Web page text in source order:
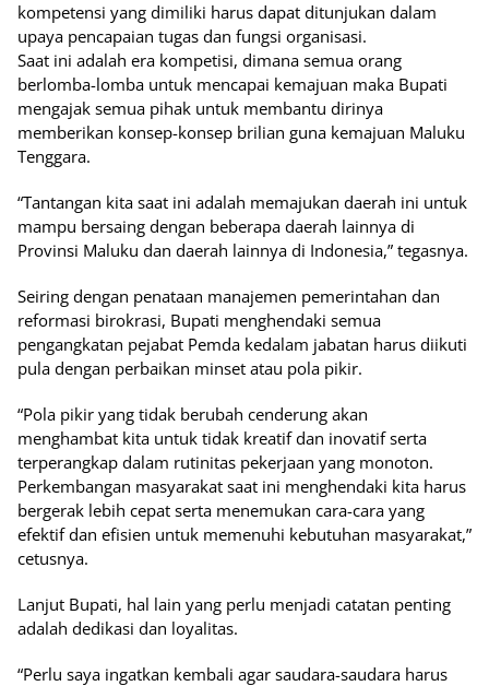
kompetensi yang dimiliki harus dapat ditunjukan dalam
upaya pencapaian tugas dan fungsi organisasi.
Saat ini adalah era kompetisi, dimana semua orang
berlomba-lomba untuk mencapai kemajuan maka Bupati
mengajak semua pihak untuk membantu dirinya
memberikan konsep-konsep brilian guna kemajuan Maluku
Tenggara.
“Tantangan kita saat ini adalah memajukan daerah ini untuk
mampu bersaing dengan beberapa daerah lainnya di
Provinsi Maluku dan daerah lainnya di Indonesia,” tegasnya.
Seiring dengan penataan manajemen pemerintahan dan
reformasi birokrasi, Bupati menghendaki semua
pengangkatan pejabat Pemda kedalam jabatan harus diikuti
pula dengan perbaikan minset atau pola pikir.
“Pola pikir yang tidak berubah cenderung akan
menghambat kita untuk tidak kreatif dan inovatif serta
terperangkap dalam rutinitas pekerjaan yang monoton.
Perkembangan masyarakat saat ini menghendaki kita harus
bergerak lebih cepat serta menemukan cara-cara yang
efektif dan efisien untuk memenuhi kebutuhan masyarakat,”
cetusnya.
Lanjut Bupati, hal lain yang perlu menjadi catatan penting
adalah dedikasi dan loyalitas.
“Perlu saya ingatkan kembali agar saudara-saudara harus